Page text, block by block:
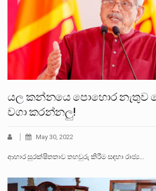
යල කන්නයෙ පොහොර නැතුව
වගා කරන්නලු!
May 30, 2022
ආහාර සුරක්ෂිතතාව තහවුරු කිරීම සඳහා රාජ්‍ය…